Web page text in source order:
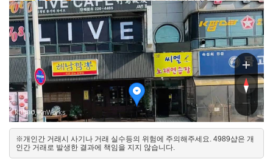
남서
, KnWorks
※개인간 거래시 사기나 거래 실수등의 위험에 주의해주세요. 4989샵은 개
인간 거래로 발생한 결과에 책임을 지지 않습니다.